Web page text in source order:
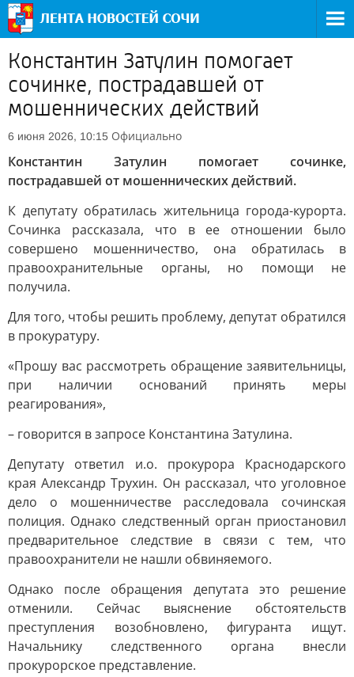
Константин Затулин помогает
сочинке, пострадавшей от
мошеннических действий
6 июня 2026, 10:15 Официально
Константин Затулин помогает сочинке,
пострадавшей от мошеннических действий.
К депутату обратилась жительница города-курорта.
Сочинка рассказала, что в ее отношении было
совершено мошенничество, она обратилась в
правоохранительные органы, но помощи не
получила.
Для того, чтобы решить проблему, депутат обратился
в прокуратуру.
«Прошу вас рассмотреть обращение заявительницы,
при наличии оснований принять меры
реагирования»,
– говорится в запросе Константина Затулина.
Депутату ответил и.о. прокурора Краснодарского
края Александр Трухин. Он рассказал, что уголовное
дело о мошенничестве расследовала сочинская
полиция. Однако следственный орган приостановил
предварительное следствие в связи с тем, что
правоохранители не нашли обвиняемого.
Однако после обращения депутата это решение
отменили. Сейчас выяснение обстоятельств
преступления возобновлено, фигуранта ищут.
Начальнику следственного органа внесли
прокурорское представление.